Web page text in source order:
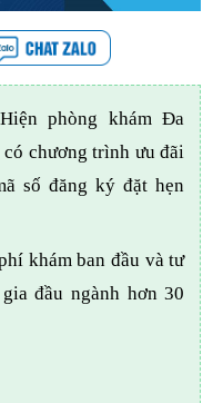
Hiện phòng khám Đa
chương trình ưu đãi
số đăng ký đặt hẹn
khám ban đầu và tư
đầu ngành hơn 30